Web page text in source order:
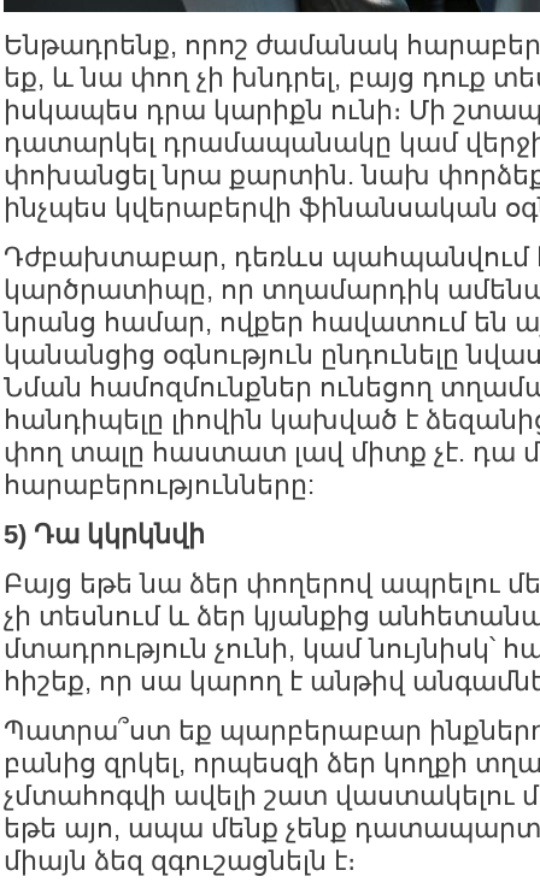
Ենթադրենք, որոշ ժամանակ
եք, և նա փող չի խնդրել, բայց դուք
իսկապես դրա կարիքն ունի։ Մի
դատարկել դրամապանակը կամ
փոխանցել նրա քարտին. նախ
ինչպես կվերաբերվի ֆինանսական
Դժբախտաբար, դեռևս պահպանվում
կարծրատիպը, որ տղամարդիկ
նրանց համար, ովքեր հավատում են
կանանցից օգնություն ընդունելը
Նման համոզմունքներ ունեցող
հանդիպելը լիովին կախված է
փող տալը հաստատ լավ միտք չէ. դա
հարաբերությունները:
5) Դա կկրկնվի
Բայց եթե նա ձեր փողերով ապրելու
չի տեսնում և ձեր կյանքից
մտադրություն չունի, կամ
հիշեք, որ սա կարող է անթիվ
Պատրա՞ստ եք պարբերաբար ինքներդ
բանից զրկել, որպեսզի ձեր կողքի
չմտահոգվի ավելի շատ վաստակելու
եթե այո, ապա մենք չենք
միայն ձեզ զգուշացնելն է։